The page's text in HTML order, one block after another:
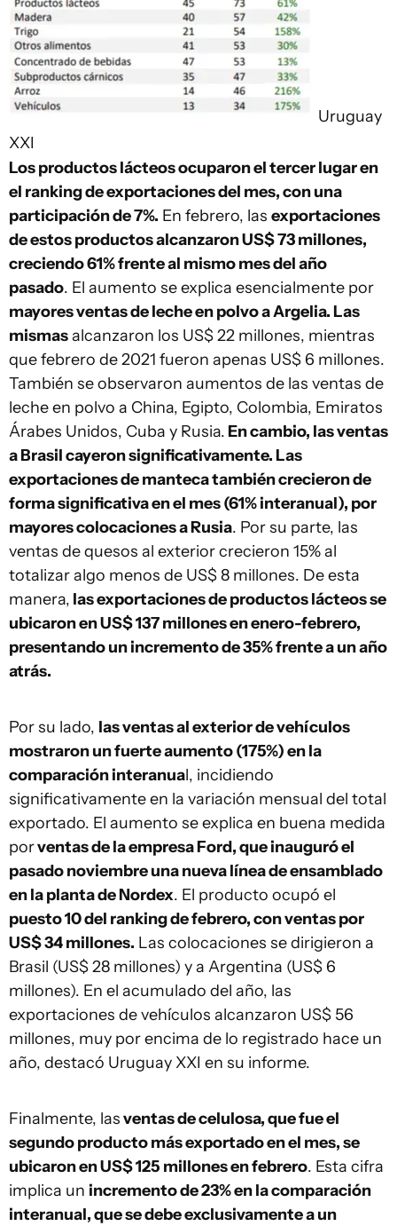
Uruguay
XXI
Los productos lácteos ocuparon el tercer lugar en
el ranking de exportaciones del mes, con una
participación de 7%. En febrero, las exportaciones
de estos productos alcanzaron US$ 73 millones,
creciendo 61% frente al mismo mes del año
pasado. El aumento se explica esencialmente por
mayores ventas de leche en polvo a Argelia. Las
mismasalcanzaron los US$ 22 millones, mientras
que febrero de 2021 fueron apenas US$ 6 millones.
También se observaron aumentos de las ventas de
leche en polvo a China, Egipto, Colombia, Emiratos
Árabes Unidos, Cuba y Rusia. En cambio, las ventas
a Brasil cayeron significativamente. Las
exportaciones de manteca también crecieron de
forma significativa en el mes (61% interanual), por
mayores colocaciones a Rusia. Por su parte, las
ventas de quesos al exterior crecieron 15% al
totalizar algo menos de US$ 8 millones. De esta
manera, las exportaciones de productos lácteos se
ubicaron en US$ 137 millones en enero-febrero,
presentando un incremento de 35% frente a un año
atrás.
Por su lado, las ventas al exterior de vehículos
mostraron un fuerte aumento (175%) en la
comparación interanual, incidiendo
significativamente en la variación mensual del total
exportado. El aumento se explica en buena medida
porventas de la empresa Ford, que inauguró el
pasado noviembre una nueva línea de ensamblado
en la planta de Nordex. El producto ocupó el
puesto 10 del ranking de febrero, con ventas por
US$ 34 millones. Las colocaciones se dirigieron a
Brasil (US$ 28 millones) y a Argentina (US$ 6
millones). En el acumulado del año, las
exportaciones de vehículos alcanzaron US$ 56
millones, muy por encima de lo registrado hace un
año, destacó Uruguay XXI en su informe.
Finalmente, lasventas de celulosa, que fue el
segundo producto más exportado en el mes, se
ubicaron en US$ 125 millones en febrero. Esta cifra
implica un incremento de 23% en la comparación
interanual, que se debe exclusivamente a un